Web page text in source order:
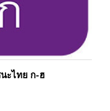
ะไทย ก-ฮ